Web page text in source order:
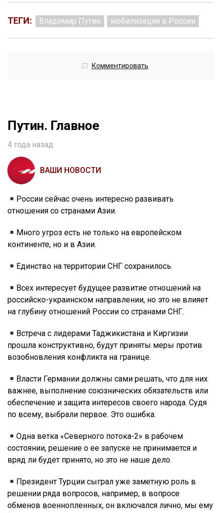
ТЕГИ: Владимир Путин мобилизация в России
Комментировать
Путин. Главное
4 года назад
ВАШИ НОВОСТИ
России сейчас очень интересно развивать
отношения со странами Азии.
Много угроз есть не только на европейском
континенте, но и в Азии.
Единство на территории СНГ сохранилось.
Всех интересует будущее развитие отношений на
российско-украинском направлении, но это не влияет
на глубину отношений России со странами СНГ.
Встреча с лидерами Таджикистана и Киргизии
прошла конструктивно, будут приняты меры против
возобновления конфликта на границе.
Власти Германии должны сами решать, что для них
важнее, выполнение союзнических обязательств или
обеспечение и защита интересов своего народа. Судя
по всему, выбрали первое. Это ошибка.
Одна ветка «Северного потока-2» в рабочем
состоянии, решение о ее запуске не принимается и
вряд ли будет принято, но это не наше дело.
Президент Турции сыграл уже заметную роль в
решении ряда вопросов, например, в вопросе
обменов военнопленных, он включался лично, мы ему